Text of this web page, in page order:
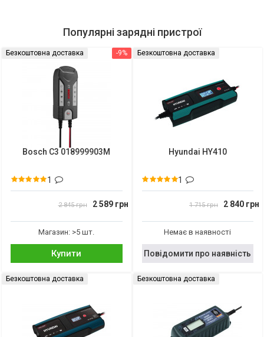
Популярні зарядні пристрої
-9%
Безкоштовна доставка
Bosch C3 018999903M
1
2 845 грн 2 589 грн
Магазин: >5 шт.
Купити
Безкоштовна доставка
Hyundai HY410
1
1 715 грн 2 840 грн
Немає в наявності
Повідомити про наявність
Безкоштовна доставка Безкоштовна доставка